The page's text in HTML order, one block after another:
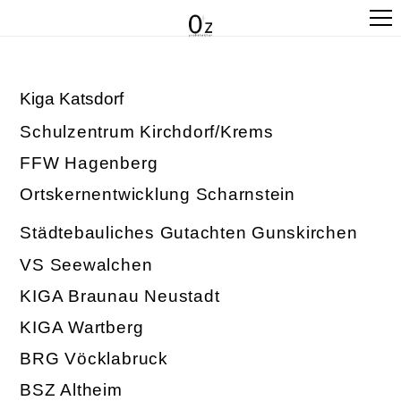
Kiga Katsdorf
Schulzentrum Kirchdorf/Krems
FFW Hagenberg
Ortskernentwicklung Scharnstein
Städtebauliches Gutachten Gunskirchen
VS Seewalchen
KIGA Braunau Neustadt
KIGA Wartberg
BRG Vöcklabruck
BSZ Altheim